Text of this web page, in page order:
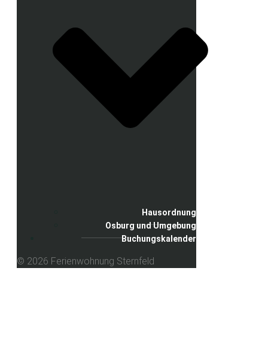
Hausordnung
Osburg und Umgebung
Buchungskalender
© 2026 Ferienwohnung Sternfeld